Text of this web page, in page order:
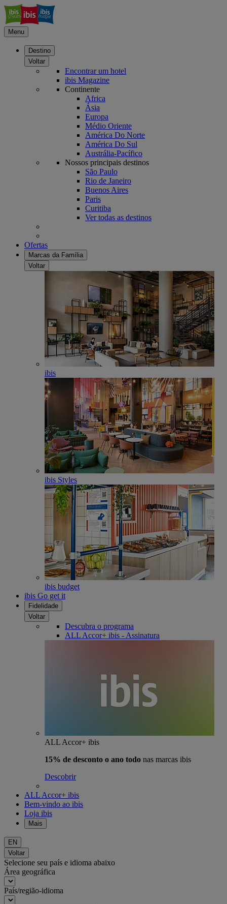
Menu
Destino
Voltar
Encontrar um hotel
ibis Magazine
Continente
Africa
Ásia
Europa
Médio Oriente
América Do Norte
América Do Sul
Austrália-Pacífico
Nossos principais destinos
São Paulo
Rio de Janeiro
Buenos Aires
Paris
Curitiba
Ver todas as destinos
Ofertas
Marcas da Família
Voltar
ibis
ibis Styles
ibis budget
ibis Go get it
Fidelidade
Voltar
Descubra o programa
ALL Accor+ ibis - Assinatura
ALL Accor+ ibis
15% de desconto o ano todo nas marcas ibis
Descobrir
ALL Accor+ ibis
Bem-vindo ao ibis
Loja ibis
Mais
EN
Voltar
Selecione seu país e idioma abaixo
Área geográfica
País/região-idioma